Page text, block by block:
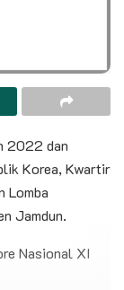
2022 dan
Korea, Kwartir
Lomba
Jamdun.
Nasional XI